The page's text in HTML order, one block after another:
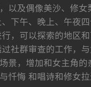
以及偶像美沙、修
下午、晚上、午夜
，可以探索的地区
社群审查的工作，
景，增加和女主角
悔 和唱诗和修女拉